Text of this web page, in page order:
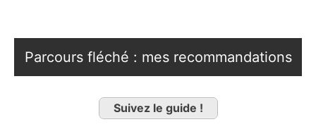
Parcours fléché : mes recommandations
Suivez le guide !